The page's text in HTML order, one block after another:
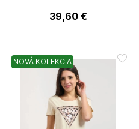
39,60 €
NOVÁ KOLEKCIA